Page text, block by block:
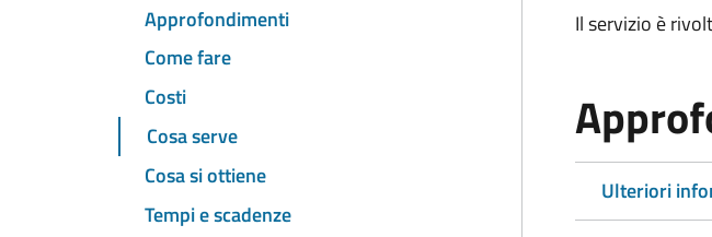
Approfondimenti
Come fare
Costi
Cosa serve
Cosa si ottiene
Tempi e scadenze
Il servizio è
Ulteriori